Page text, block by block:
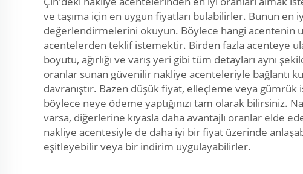
ve taşıma için en uygun fiyatları bulabilirler. Bunun
değerlendirmelerini okuyun. Böylece hangi acentenin
acentelerden teklif istemektir. Birden fazla acenteye
boyutu, ağırlığı ve varış yeri gibi tüm detayları aynı
oranlar sunan güvenilir nakliye acenteleriyle bağlantı
davranıştır. Bazen düşük fiyat, elleçleme veya
böylece neye ödeme yaptığınızı tam olarak bilirsiniz.
varsa, diğerlerine kıyasla daha avantajlı oranlar elde
nakliye acentesiyle de daha iyi bir fiyat üzerinde
eşitleyebilir veya bir indirim uygulayabilirler.